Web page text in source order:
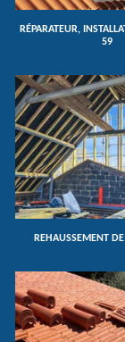
RÉPARATEUR,
59
REHAUSSEMENT